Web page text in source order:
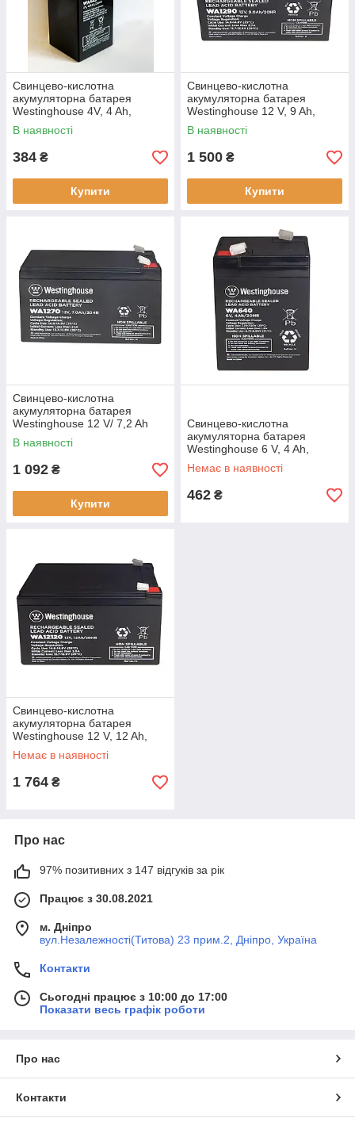
Свинцево-кислотна
акумуляторна батарея
Westinghouse 4V, 4 Ah,
terminal T1, 1 шт 47*47*107
мм
В наявності
384 ₴
Купити
Свинцево-кислотна
акумуляторна батарея
Westinghouse 12 V, 9 Ah,
terminal F2, 1 шт. 94*65*151
мм
В наявності
1 500 ₴
Купити
Свинцево-кислотна
акумуляторна батарея
Westinghouse 12 V/ 7,2 Ah
CEРОГО КІЛЬОРУ
В наявності
1 092 ₴
Купити
Свинцево-кислотна
акумуляторна батарея
Westinghouse 6 V, 4 Ah,
terminal F2, 1 шт 101*48*70
мм
Немає в наявності
462 ₴
Свинцево-кислотна
акумуляторна батарея
Westinghouse 12 V, 12 Ah,
terminal F2, 1 шт 95*98*151
мм
Немає в наявності
1 764 ₴
Про нас
97% позитивних з 147 відгуків за рік
Працює з 30.08.2021
м. Дніпро
вул.Незалежності(Титова) 23 прим.2, Дніпро, Україна
Контакти
Сьогодні працює з 10:00 до 17:00
Показати весь графік роботи
Про нас
Контакти